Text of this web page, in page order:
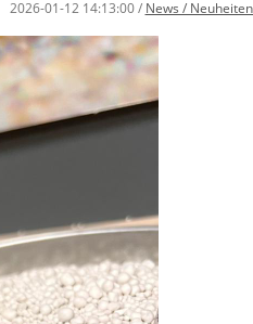
2026-01-12 14:13:00 / News /